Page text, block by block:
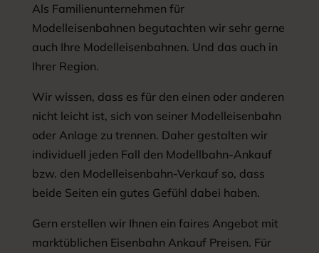
Als Familienunternehmen für
Modelleisenbahnen begutachten wir sehr gerne
auch Ihre Modelleisenbahnen. Und das auch in
Ihrer Region.
Wir wissen, dass es für den einen oder anderen
nicht leicht ist, sich von seiner Modelleisenbahn
oder Anlage zu trennen. Daher gestalten wir
individuell jeden Fall den Modellbahn-Ankauf
bzw. den Modelleisenbahn-Verkauf so, dass
beide Seiten ein gutes Gefühl dabei haben.
Gern erstellen wir Ihnen ein faires Angebot mit
marktüblichen Eisenbahn Ankauf Preisen. Für